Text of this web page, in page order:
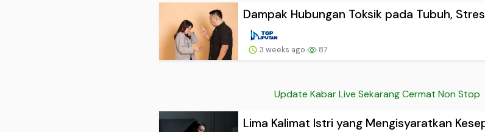
Dampak Hubungan Toksik pada Tubuh,
3 weeks ago 87
Update Kabar Live Sekarang Cermat Non Stop
Lima Kalimat Istri yang Mengisyaratkan